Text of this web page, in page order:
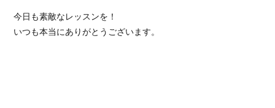
今日も素敵なレッスンを！
いつも本当にありがとうございます。